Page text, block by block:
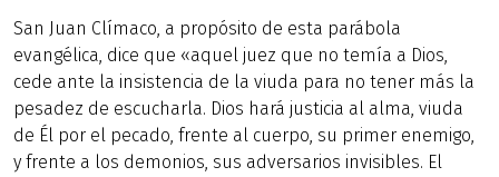
San Juan Clímaco, a propósito de esta parábola
evangélica, dice que «aquel juez que no temía a Dios,
cede ante la insistencia de la viuda para no tener más la
pesadez de escucharla. Dios hará justicia al alma, viuda
de Él por el pecado, frente al cuerpo, su primer enemigo,
y frente a los demonios, sus adversarios invisibles. El